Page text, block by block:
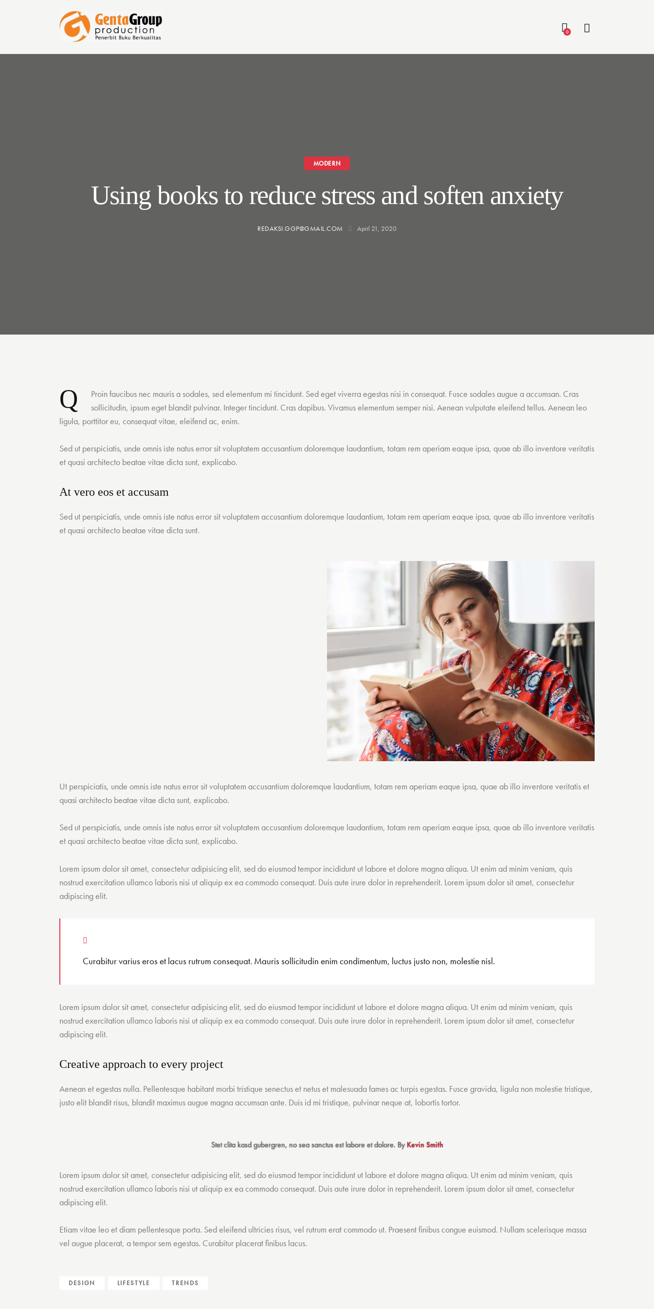
0
MODERN
Using books to reduce stress and soften anxiety
REDAKSI.GGP@GMAIL.COM April 21, 2020
Q
Proin faucibus nec mauris a sodales, sed elementum mi tincidunt. Sed eget viverra egestas nisi in consequat. Fusce sodales augue a accumsan. Cras
sollicitudin, ipsum eget blandit pulvinar. Integer tincidunt. Cras dapibus. Vivamus elementum semper nisi. Aenean vulputate eleifend tellus. Aenean leo
ligula, porttitor eu, consequat vitae, eleifend ac, enim.
Sed ut perspiciatis, unde omnis iste natus error sit voluptatem accusantium doloremque laudantium, totam rem aperiam eaque ipsa, quae ab illo inventore veritatis
et quasi architecto beatae vitae dicta sunt, explicabo.
At vero eos et accusam
Sed ut perspiciatis, unde omnis iste natus error sit voluptatem accusantium doloremque laudantium, totam rem aperiam eaque ipsa, quae ab illo inventore veritatis
et quasi architecto beatae vitae dicta sunt.
Ut perspiciatis, unde omnis iste natus error sit voluptatem accusantium doloremque laudantium, totam rem aperiam eaque ipsa, quae ab illo inventore veritatis et
quasi architecto beatae vitae dicta sunt, explicabo.
Sed ut perspiciatis, unde omnis iste natus error sit voluptatem accusantium doloremque laudantium, totam rem aperiam eaque ipsa, quae ab illo inventore veritatis
et quasi architecto beatae vitae dicta sunt, explicabo.
Lorem ipsum dolor sit amet, consectetur adipisicing elit, sed do eiusmod tempor incididunt ut labore et dolore magna aliqua. Ut enim ad minim veniam, quis
nostrud exercitation ullamco laboris nisi ut aliquip ex ea commodo consequat. Duis aute irure dolor in reprehenderit. Lorem ipsum dolor sit amet, consectetur
adipiscing elit.
Curabitur varius eros et lacus rutrum consequat. Mauris sollicitudin enim condimentum, luctus justo non, molestie nisl.
Lorem ipsum dolor sit amet, consectetur adipisicing elit, sed do eiusmod tempor incididunt ut labore et dolore magna aliqua. Ut enim ad minim veniam, quis
nostrud exercitation ullamco laboris nisi ut aliquip ex ea commodo consequat. Duis aute irure dolor in reprehenderit. Lorem ipsum dolor sit amet, consectetur
adipiscing elit.
Creative approach to every project
Aenean et egestas nulla. Pellentesque habitant morbi tristique senectus et netus et malesuada fames ac turpis egestas. Fusce gravida, ligula non molestie tristique,
justo elit blandit risus, blandit maximus augue magna accumsan ante. Duis id mi tristique, pulvinar neque at, lobortis tortor.
Stet clita kasd gubergren, no sea sanctus est labore et dolore. ByKevin Smith
Lorem ipsum dolor sit amet, consectetur adipisicing elit, sed do eiusmod tempor incididunt ut labore et dolore magna aliqua. Ut enim ad minim veniam, quis
nostrud exercitation ullamco laboris nisi ut aliquip ex ea commodo consequat. Duis aute irure dolor in reprehenderit. Lorem ipsum dolor sit amet, consectetur
adipiscing elit.
Etiam vitae leo et diam pellentesque porta. Sed eleifend ultricies risus, vel rutrum erat commodo ut. Praesent finibus congue euismod. Nullam scelerisque massa
vel augue placerat, a tempor sem egestas. Curabitur placerat finibus lacus.
DESIGN LIFESTYLE TRENDS